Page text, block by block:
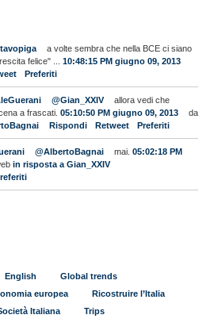
a volte sembra che nella BCE ci siano
felice" ...
10:48:15 PM giugno 09, 2013
Preferiti
@Gian_XXIV
allora vedi che
a frascati. 05:10:50 PM giugno 09, 2013
da
Rispondi Retweet Preferiti
@AlbertoBagnai mai. 05:02:18 PM
in risposta a Gian_XXIV
English
Global trends
europea
Ricostruire l’Italia
Italiana Trips